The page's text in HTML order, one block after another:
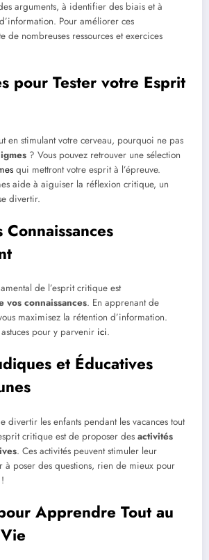
arguments, à identifier des biais et à
Pour améliorer ces
de nombreuses ressources et exercices
pour Tester votre Esprit
en stimulant votre cerveau, pourquoi ne pas
? Vous pouvez retrouver une sélection
qui mettront votre esprit à l’épreuve.
aide à aiguiser la réflexion critique, un
divertir.
de l’esprit critique est
vos connaissances. En apprenant de
maximisez la rétention d’information.
pour y parvenir ici.
et Éducatives
divertir les enfants pendant les vacances tout
critique est de proposer des activités
. Ces activités peuvent stimuler leur
à poser des questions, rien de mieux pour
Apprendre Tout au